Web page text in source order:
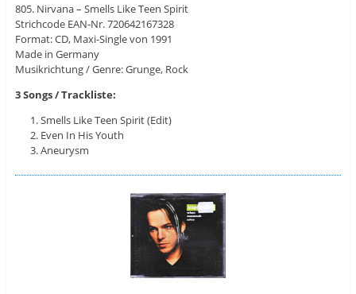
805. Nirvana – Smells Like Teen Spirit
Strichcode EAN-Nr. 720642167328
Format: CD, Maxi-Single von 1991
Made in Germany
Musikrichtung / Genre: Grunge, Rock
3 Songs / Trackliste:
Smells Like Teen Spirit (Edit)
Even In His Youth
Aneurysm